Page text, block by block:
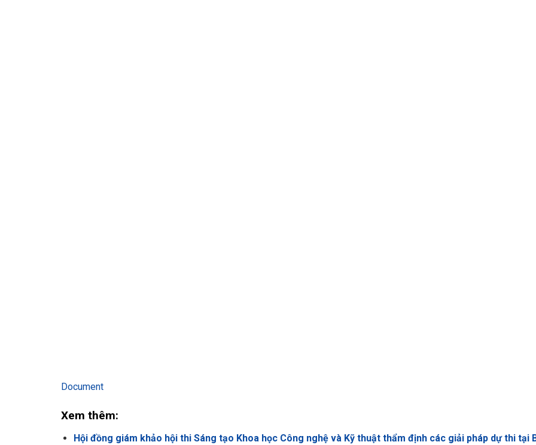
Document
Xem thêm:
Hội đồng giám khảo hội thi Sáng tạo Khoa học Công nghệ và Kỹ thuật thẩm định các giải pháp dự thi tại